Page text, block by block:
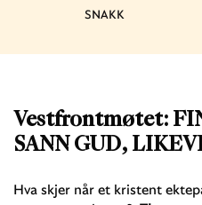
Vestfrontmøtet:
SANN GUD,
Hva skjer når et kristent
SNAKK